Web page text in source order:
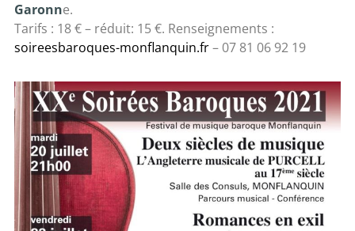
Garonne.
Tarifs : 18 € – réduit: 15 €. Renseignements :
soireesbaroques-monflanquin.fr– 07 81 06 92 19